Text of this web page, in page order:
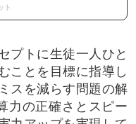
ト
プトに生徒一人ひと
ことを目標に指導し
スを減らす問題の解
力の正確さとスピー